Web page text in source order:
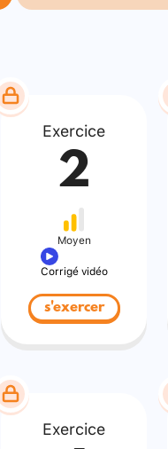
Exercice
2
Moyen
Corrigé vidéo
s'exercer
Exercice